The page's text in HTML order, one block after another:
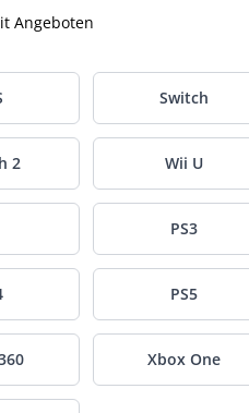
Angeboten
Switch
2 Wii U
PS3
PS5
Xbox One